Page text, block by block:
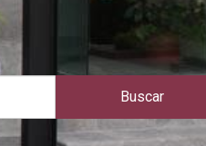
Buscar